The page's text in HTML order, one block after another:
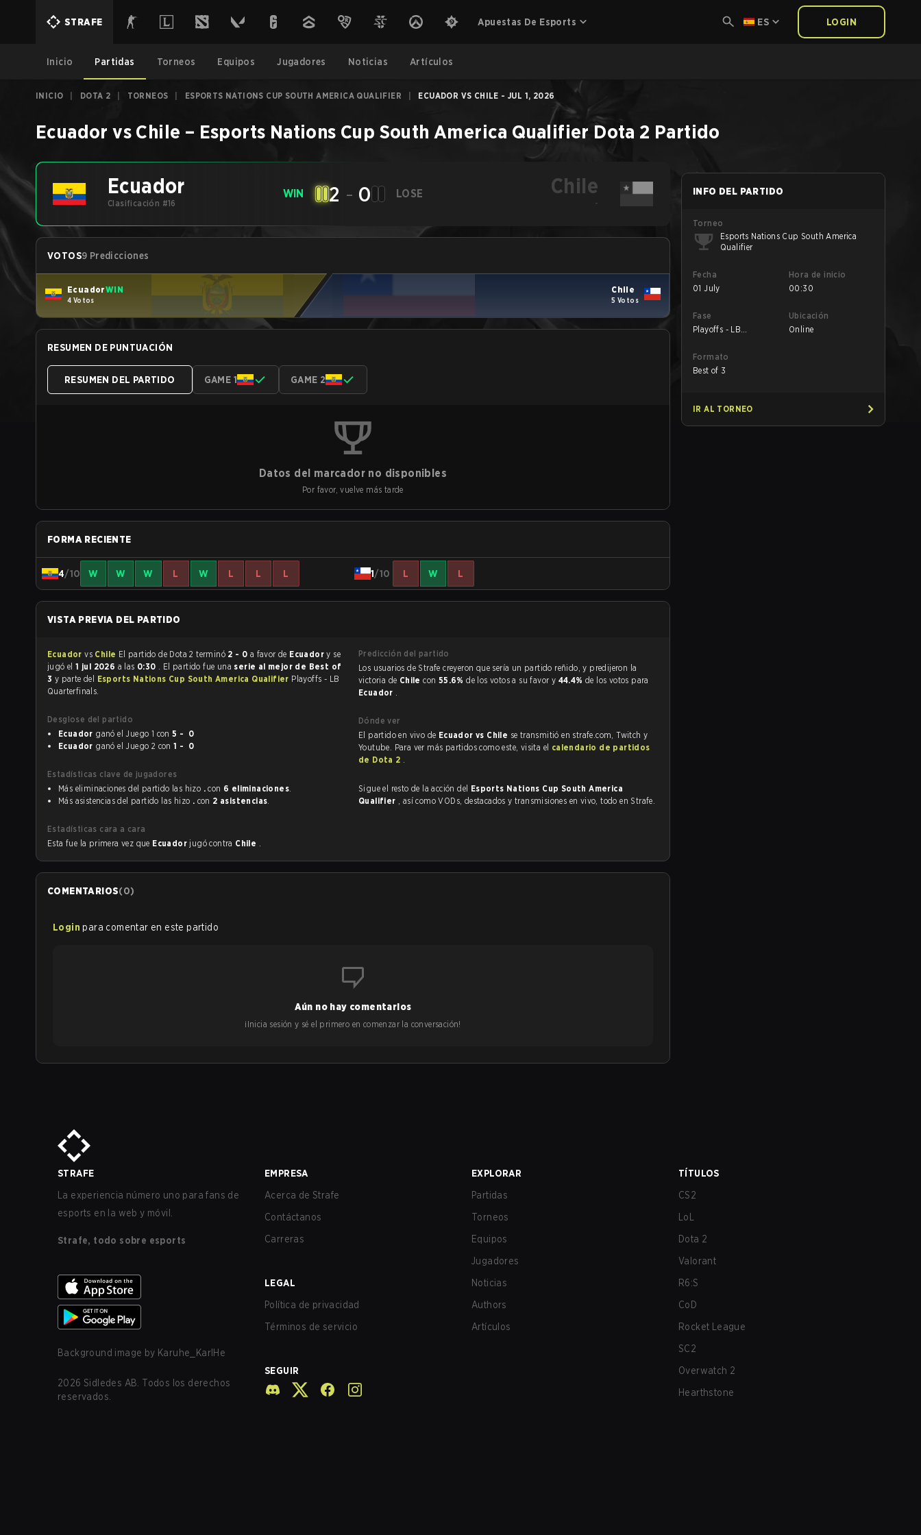
STRAFE Apuestas De Esports ES LOGIN
Inicio Partidas Torneos Equipos Jugadores Noticias Artículos
INICIO DOTA 2 TORNEOS ESPORTS NATIONS CUP SOUTH AMERICA QUALIFIER ECUADOR VS CHILE - JUL 1, 2026
Ecuador vs Chile – Esports Nations Cup South America Qualifier Dota 2 Partido
Ecuador
Clasificación #16
WIN 2 - 0 LOSE Chile
-
VOTOS9 Predicciones
EcuadorWIN
4 Votos
Chile
5 Votos
RESUMEN DE PUNTUACIÓN
RESUMEN DEL PARTIDO GAME 1 GAME 2
Datos del marcador no disponibles
Por favor, vuelve más tarde
FORMA RECIENTE
4/10 W W W L W L L L 1/10 L W L
VISTA PREVIA DEL PARTIDO
Ecuadorvs Chile El partido de Dota 2 terminó 2 - 0 a favor de Ecuadory se
jugó el1 jul 2026 a las 0:30 . El partido fue una serie al mejor de Best of
3 y parte del Esports Nations Cup South America Qualifier Playoffs - LB
Quarterfinals.
Desglose del partido
Ecuador
ganó el Juego 1 con
5 - 0
Ecuador
ganó el Juego 2 con 1 - 0
Estadísticas clave de jugadores
Más eliminaciones del partido las hizo .con 6 eliminaciones.
Más asistencias del partido las hizo . con 2 asistencias.
Estadísticas cara a cara
Esta fue la primera vez que Ecuador jugó contra Chile .
Predicción del partido
Los usuarios de Strafe creyeron que sería un partido reñido, y predijeron la
victoria de Chilecon 55.6%de los votos a su favor y 44.4% de los votos para
Ecuador .
Dónde ver
El partido en vivo de Ecuador vs Chile se transmitió en strafe.com, Twitch y
Youtube. Para ver más partidos como este, visita el calendario de partidos
de Dota 2 .
Sigue el resto de la acción del Esports Nations Cup South America
Qualifier
, así como VODs, destacados y transmisiones en vivo, todo en Strafe.
COMENTARIOS(0)
Login para comentar en este partido
Aún no hay comentarios
¡Inicia sesión y sé el primero en comenzar la conversación!
INFO DEL PARTIDO
Torneo
Esports Nations Cup South America
Qualifier
Fecha
01 July
Hora de inicio
00:30
Fase
Playoffs - LB
Ubicación
Online
Formato
Best of 3
IR AL TORNEO
STRAFE
La experiencia número uno para fans de
esports en la web y móvil.
Strafe, todo sobre esports
Background image by Karuhe_KarlHe
2026 Sidledes AB. Todos los derechos
reservados.
EMPRESA
Acerca de Strafe
Contáctanos
Carreras
LEGAL
Política de privacidad
Términos de servicio
SEGUIR
EXPLORAR
Partidas
Torneos
Equipos
Jugadores
Noticias
Authors
Artículos
TÍTULOS
CS2
LoL
Dota 2
Valorant
R6:S
CoD
Rocket League
SC2
Overwatch 2
Hearthstone